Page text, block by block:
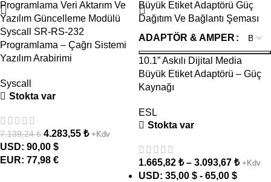
Syscall SR-RS-232
Programlama – Çağrı Sistemi
Yazılım Arabirimi
Syscall
Stokta var
7.139,24₺ 4.283,55 ₺ +Kdv
USD: 90,00 $
EUR: 77,98 €
ADAPTÖR & AMPER
10.1” Askılı Dijital Media
Büyük Etiket Adaptörü – Güç
Kaynağı
ESL
Stokta var
1.665,82 ₺ – 3.093,67 ₺ +Kdv
USD: 35,00 $ - 65,00 $